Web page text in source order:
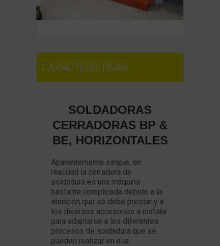
CARACTERÍSTICAS
SOLDADORAS
CERRADORAS BP &
BE, ​​HORIZONTALES
Aparentemente simple, en
realidad la cerradora de
soldadura es una máquina
bastante complicada debido a la
atención que se debe prestar y a
los diversos accesorios a instalar
para adaptarse a los diferentes
procesos de soldadura que se
pueden realizar en ella.